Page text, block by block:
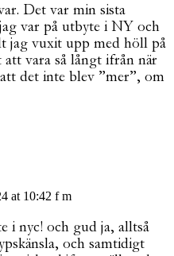
Det var min sista
var på utbyte i NY och
jag vuxit upp med höll på
att vara så långt ifrån när
det inte blev ”mer”, om
at 10:42 f m
i nyc! och gud ja, alltså
och samtidigt